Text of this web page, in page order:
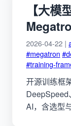
【大模
2026-04-22 |
#megatron
#training-
开源训练框
AI，含选型